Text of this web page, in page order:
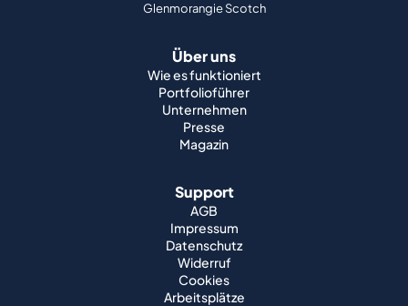
Glenmorangie Scotch
Über uns
Wie es funktioniert
Portfolioführer
Unternehmen
Presse
Magazin
Support
AGB
Impressum
Datenschutz
Widerruf
Cookies
Arbeitsplätze